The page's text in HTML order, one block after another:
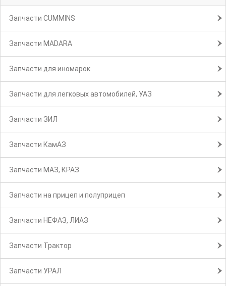
Запчасти CUMMINS
Запчасти MADARA
Запчасти для иномарок
Запчасти для легковых автомобилей, УАЗ
Запчасти ЗИЛ
Запчасти КамАЗ
Запчасти МАЗ, КРАЗ
Запчасти на прицеп и полуприцеп
Запчасти НЕФАЗ, ЛИАЗ
Запчасти Трактор
Запчасти УРАЛ